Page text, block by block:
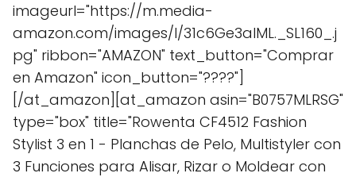
imageurl="https://m.media-
amazon.com/images/I/31c6Ge3alML._SL160_.j
pg" ribbon="AMAZON" text_button="Comprar
en Amazon" icon_button="????"]
[/at_amazon][at_amazon asin="B0757MLRSG"
type="box" title="Rowenta CF4512 Fashion
Stylist 3 en 1 - Planchas de Pelo, Multistyler con
3 Funciones para Alisar, Rizar o Moldear con